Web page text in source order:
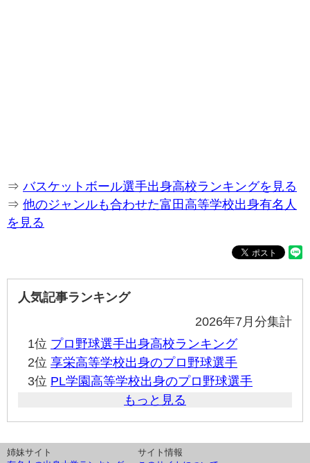
⇒ バスケットボール選手出身高校ランキングを見る
⇒ 他のジャンルも合わせた富田高等学校出身有名人
を見る
人気記事ランキング
2026年7月分集計
1位 プロ野球選手出身高校ランキング
2位 享栄高等学校出身のプロ野球選手
3位 PL学園高等学校出身のプロ野球選手
もっと見る
姉妹サイト
サイト情報